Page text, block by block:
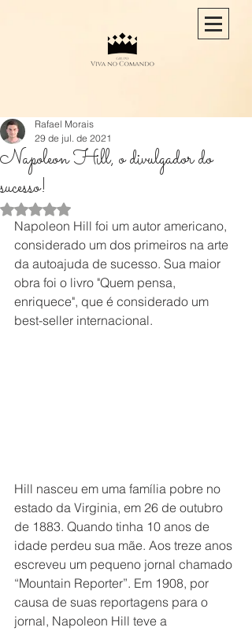
Napoleon Hill, o divulgador do
sucesso!
Rafael Morais
29 de jul. de 2021
Avaliado com NaN de 5 estrelas.
Napoleon Hill foi um autor americano,
considerado um dos primeiros na arte
da autoajuda de sucesso. Sua maior
obra foi o livro "Quem pensa,
enriquece", que é considerado um
best-seller internacional.
Hill nasceu em uma família pobre no
estado da Virginia, em 26 de outubro
de 1883. Quando tinha 10 anos de
idade perdeu sua mãe. Aos treze anos
escreveu um pequeno jornal chamado
“Mountain Reporter”. Em 1908, por
causa de suas reportagens para o
jornal, Napoleon Hill teve a